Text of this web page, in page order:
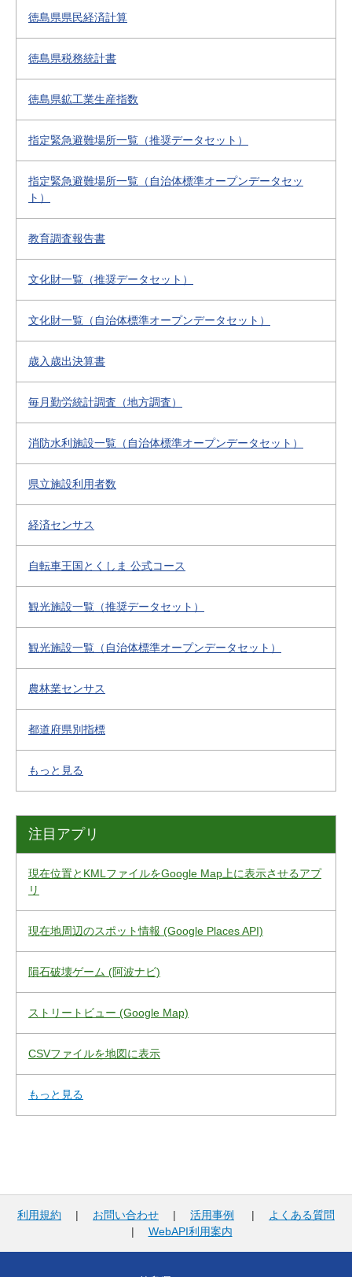
徳島県県民経済計算
徳島県税務統計書
徳島県鉱工業生産指数
指定緊急避難場所一覧（推奨データセット）
指定緊急避難場所一覧（自治体標準オープンデータセッ
ト）
教育調査報告書
文化財一覧（推奨データセット）
文化財一覧（自治体標準オープンデータセット）
歳入歳出決算書
毎月勤労統計調査（地方調査）
消防水利施設一覧（自治体標準オープンデータセット）
県立施設利用者数
経済センサス
自転車王国とくしま 公式コース
観光施設一覧（推奨データセット）
観光施設一覧（自治体標準オープンデータセット）
農林業センサス
都道府県別指標
もっと見る
注目アプリ
現在位置とKMLファイルをGoogle Map上に表示させるアプ
リ
現在地周辺のスポット情報 (Google Places API)
隕石破壊ゲーム (阿波ナビ)
ストリートビュー (Google Map)
CSVファイルを地図に表示
もっと見る
利用規約 | お問い合わせ | 活用事例 |
よくある質問
| WebAPI利用案内